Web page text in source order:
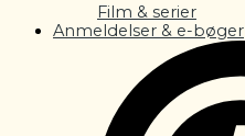
Film & serier
Anmeldelser & e-bøger